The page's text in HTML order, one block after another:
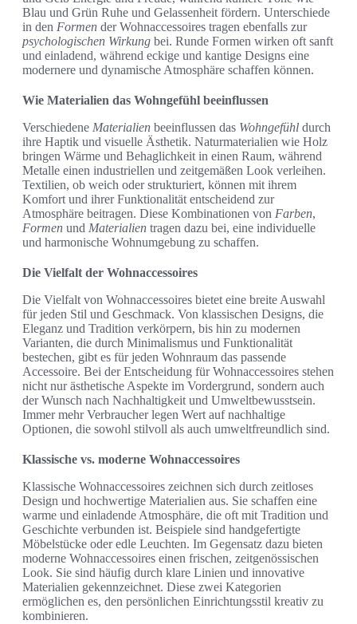
Blau und Grün Ruhe und Gelassenheit fördern. Unterschiede
in den Formen der Wohnaccessoires tragen ebenfalls zur
psychologischen Wirkung bei. Runde Formen wirken oft sanft
und einladend, während eckige und kantige Designs eine
modernere und dynamische Atmosphäre schaffen können.
Wie Materialien das Wohngefühl beeinflussen
Verschiedene Materialien beeinflussen das Wohngefühl durch
ihre Haptik und visuelle Ästhetik. Naturmaterialien wie Holz
bringen Wärme und Behaglichkeit in einen Raum, während
Metalle einen industriellen und zeitgemäßen Look verleihen.
Textilien, ob weich oder strukturiert, können mit ihrem
Komfort und ihrer Funktionalität entscheidend zur
Atmosphäre beitragen. Diese Kombinationen von Farben,
Formen und Materialien tragen dazu bei, eine individuelle
und harmonische Wohnumgebung zu schaffen.
Die Vielfalt der Wohnaccessoires
Die Vielfalt von Wohnaccessoires bietet eine breite Auswahl
für jeden Stil und Geschmack. Von klassischen Designs, die
Eleganz und Tradition verkörpern, bis hin zu modernen
Varianten, die durch Minimalismus und Funktionalität
bestechen, gibt es für jeden Wohnraum das passende
Accessoire. Bei der Entscheidung für Wohnaccessoires stehen
nicht nur ästhetische Aspekte im Vordergrund, sondern auch
der Wunsch nach Nachhaltigkeit und Umweltbewusstsein.
Immer mehr Verbraucher legen Wert auf nachhaltige
Optionen, die sowohl stilvoll als auch umweltfreundlich sind.
Klassische vs. moderne Wohnaccessoires
Klassische Wohnaccessoires zeichnen sich durch zeitloses
Design und hochwertige Materialien aus. Sie schaffen eine
warme und einladende Atmosphäre, die oft mit Tradition und
Geschichte verbunden ist. Beispiele sind handgefertigte
Möbelstücke oder edle Leuchten. Im Gegensatz dazu bieten
moderne Wohnaccessoires einen frischen, zeitgenössischen
Look. Sie sind häufig durch klare Linien und innovative
Materialien gekennzeichnet. Diese zwei Kategorien
ermöglichen es, den persönlichen Einrichtungsstil kreativ zu
kombinieren.